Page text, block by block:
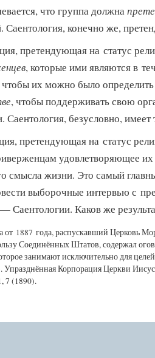
что группа должна
Саентология, конечно же,
претендующая на статус
, которые ими являются в
чтобы их можно было определить
, чтобы поддерживать свою
Саентология, безусловно,
претендующая на статус
удовлетворяющее
смысла жизни. Это самый
выборочные интервью с
Саентологии. Каков же
от 1887 года, распускавший Церковь
Соединённых Штатов, содержал
занимают исключительно для
Упразднённая Корпорация Церкви
7 (1890).